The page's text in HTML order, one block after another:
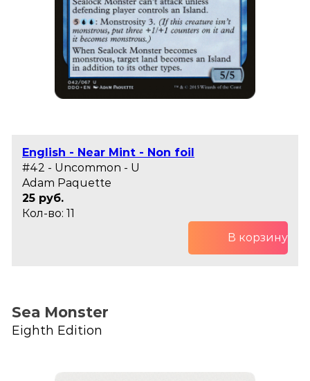
English - Near Mint - Non foil
#42 - Uncommon - U
Adam Paquette
25 руб.
Кол-во: 11
В корзину
Sea Monster
Eighth Edition